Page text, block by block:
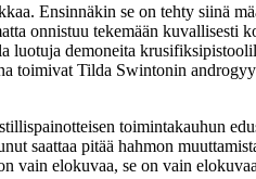
Ensinnäkin se on tehty siinä
onnistuu tekemään kuvallisesti
demoneita
toimivat Tilda Swintonin
toimintakauhun
saattaa pitää hahmon
vain elokuvaa, se on vain